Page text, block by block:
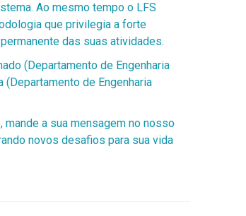
Ao mesmo tempo o LFS
que privilegia a forte
das suas atividades.
(Departamento de Engenharia
de Engenharia
a sua mensagem no nosso
novos desafios para sua vida